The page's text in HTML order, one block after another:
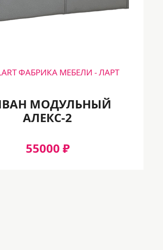
ФАБРИКА МЕБЕЛИ - ЛАРТ
МОДУЛЬНЫЙ
АЛЕКС-2
55000 ₽